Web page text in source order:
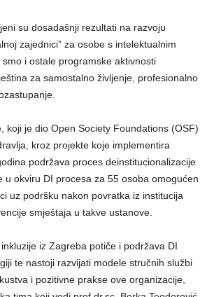
su dosadašnji rezultati na razvoju
zajednici” za osobe s intelektualnim
i ostale programske aktivnosti
za samostalno življenje, profesionalno
koji je dio Open Society Foundations (OSF)
kroz projekte koje implementira
podržava proces deinstitucionalizacije
u okviru DI procesa za 55 osoba omogućen
uz podršku nakon povratka iz institucija
smještaja u takve ustanove.
iz Zagreba potiče i podržava DI
te nastoji razvijati modele stručnih službi
i pozitivne prakse ove organizacije,